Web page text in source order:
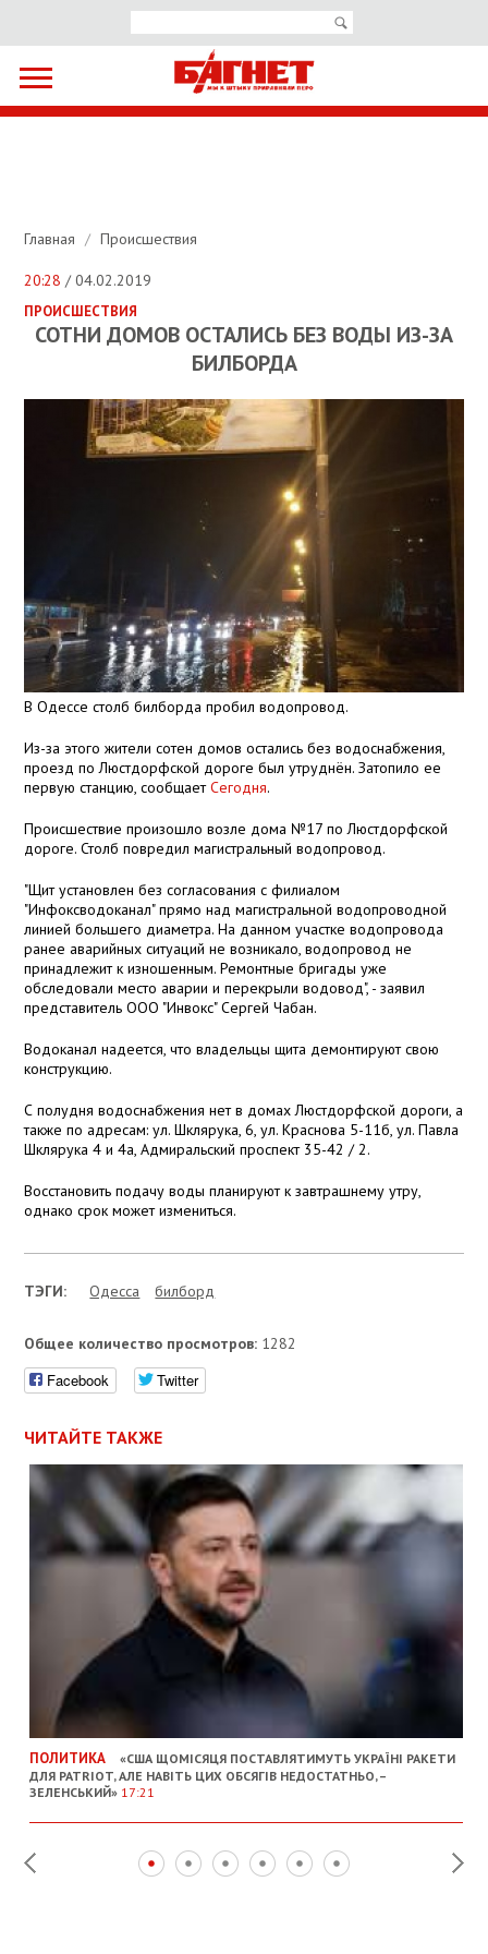
Главная / Происшествия
20:28 / 04.02.2019
ПРОИСШЕСТВИЯ
СОТНИ ДОМОВ ОСТАЛИСЬ БЕЗ ВОДЫ ИЗ-ЗА
БИЛБОРДА
В Одессе столб билборда пробил водопровод.
Из-за этого жители сотен домов остались без водоснабжения,
проезд по Люстдорфской дороге был утруднён. Затопило ее
первую станцию, сообщаетСегодня.
Происшествие произошло возле дома №17 по Люстдорфской
дороге. Столб повредил магистральный водопровод.
"Щит установлен без согласования с филиалом
"Инфоксводоканал" прямо над магистральной водопроводной
линией большего диаметра. На данном участке водопровода
ранее аварийных ситуаций не возникало, водопровод не
принадлежит к изношенным. Ремонтные бригады уже
обследовали место аварии и перекрыли водовод", - заявил
представитель ООО "Инвокс" Сергей Чабан.
Водоканал надеется, что владельцы щита демонтируют свою
конструкцию.
С полудня водоснабжения нет в домах Люстдорфской дороги, а
также по адресам: ул. Шклярука, 6, ул. Краснова 5-11б, ул. Павла
Шклярука 4 и 4а, Адмиральский проспект 35-42 / 2.
Восстановить подачу воды планируют к завтрашнему утру,
однако срок может измениться.
ТЭГИ: Одесса билборд
Общее количество просмотров: 1282
Facebook Twitter
ЧИТАЙТЕ ТАКЖЕ
ПОЛИТИКА
«США ЩОМІСЯЦЯ ПОСТАВЛЯТИМУТЬ УКРАЇНІ РАКЕТИ
ДЛЯ PATRIOT, АЛЕ НАВІТЬ ЦИХ ОБСЯГІВ НЕДОСТАТНЬО, –
ЗЕЛЕНСЬКИЙ» 17:21